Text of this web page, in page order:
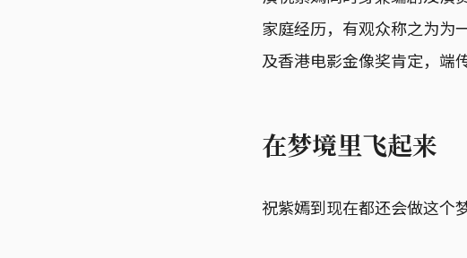
家庭经历，有观众称之为
及香港电影金像奖肯定，端
在梦境里飞起来
祝紫嫣到现在都还会做这个梦